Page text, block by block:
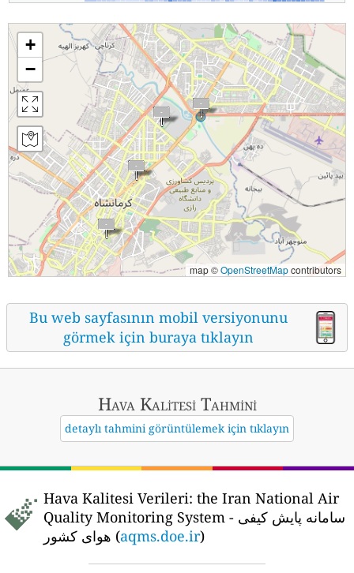
+
−
map ©OpenStreetMapcontributors
Bu web sayfasının mobil versiyonunu
görmek için buraya tıklayın
Hava Kalitesi Tahmini
detaylı tahmini görüntülemek için tıklayın
Hava Kalitesi Verileri: the Iran National Air
Quality Monitoring System - سامانه پایش کیفی
هوای کشور (aqms.doe.ir)